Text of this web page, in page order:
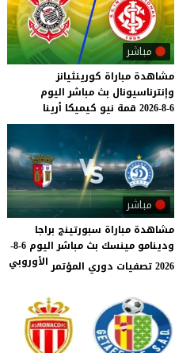
مباشر
مشاهدة مباراة كورينثيانز
وإنترناسيونال بث مباشر اليوم
6-8-2026
قمة نيو كيميكا أرينا
مباشر
مشاهدة مباراة سبورتينج براجا
ودينامو مينسك بث مباشر اليوم 6-8-
2026 تصفيات دوري المؤتمر
الأوروبي